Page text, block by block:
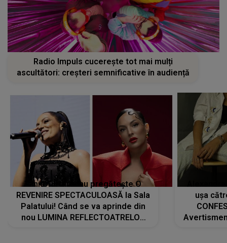
Radio Impuls cucerește tot mai mulți
ascultători: creșteri semnificative în audiență
Tania Turtureanu pregătește O
REVENIRE SPECTACULOASĂ la Sala
Palatului! Când se va aprinde din
nou LUMINA REFLECTOATRELOR
ușa